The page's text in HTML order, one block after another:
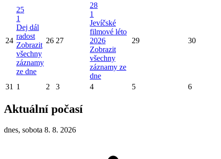
24
25
1
Dej dál
radost
Zobrazit
všechny
záznamy
ze dne
26 27
28
1
Jevíčské
filmové léto
2026
Zobrazit
všechny
záznamy ze
dne
29 30
31 1 2 3 4 5 6
Aktuální počasí
dnes, sobota 8. 8. 2026